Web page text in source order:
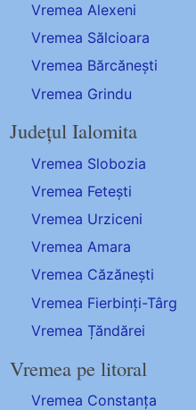
Vremea Alexeni
Vremea Sălcioara
Vremea Bărcănești
Vremea Grindu
Județul Ialomita
Vremea Slobozia
Vremea Fetești
Vremea Urziceni
Vremea Amara
Vremea Căzănești
Vremea Fierbinți-Târg
Vremea Țăndărei
Vremea pe litoral
Vremea Constanța